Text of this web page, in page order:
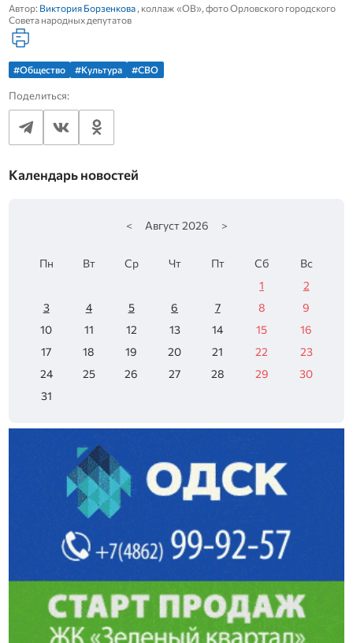
Автор: Виктория Борзенкова, коллаж «ОВ», фото Орловского городского
Совета народных депутатов
#Общество #Культура #СВО
Поделиться:
Календарь новостей
< Август 2026 >
Пн Вт Ср Чт Пт Сб
Вс
1
2
3
4 5 6 7 8
9
10
11 12 13 14 15
16
17
18 19 20 21 22
23
24
25 26 27 28 29
30
31